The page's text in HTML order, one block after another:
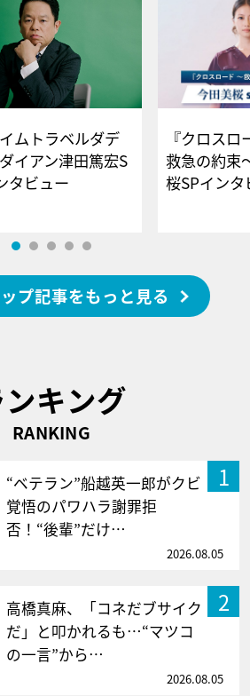
イムトラベルダデ
イアン津田篤宏S
ンタビュー
『クロス
救急の約束
桜SPイ
プ記事をもっと見る
ンキング
RANKING
1
“ベテラン”船越英一郎がクビ
覚悟のパワハラ謝罪拒
否！“後輩”だけ…
2026.08.05
2
高橋真麻、「コネだブサイク
だ」と叩かれるも…“マツコ
の一言”から…
2026.08.05